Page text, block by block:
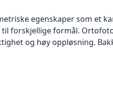
egenskaper som et
forskjellige formål.
og høy oppløsning.